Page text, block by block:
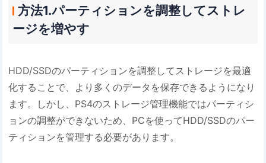
方法1.パーティションを調整してストレ
ージを増やす
HDD/SSDのパーティションを調整してストレージを最適
化することで、より多くのデータを保存できるようになり
ます。しかし、PS4のストレージ管理機能ではパーティシ
ョンの調整ができないため、PCを使ってHDD/SSDのパー
ティションを管理する必要があります。